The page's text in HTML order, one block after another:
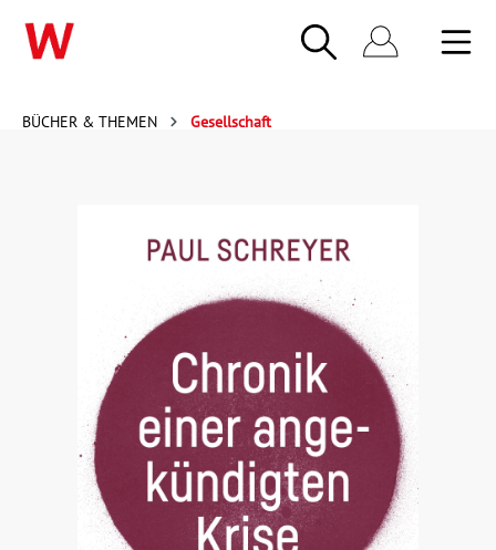
BÜCHER & THEMEN Gesellschaft